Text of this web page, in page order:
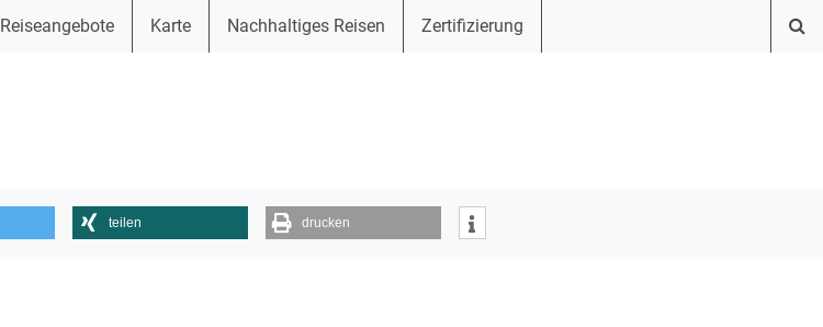
Reiseangebote Karte Nachhaltiges Reisen Zertifizierung
teilen drucken